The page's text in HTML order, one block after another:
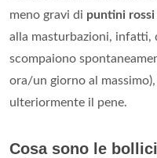
meno gravi di puntini rossi
alla masturbazioni, infatti,
scompaiono
ora/un giorno al
ulteriormente il pene.
Cosa sono le